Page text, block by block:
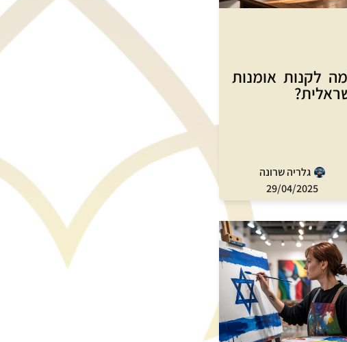
לקנות אומנות
גלריה שרונה
29/04/2025